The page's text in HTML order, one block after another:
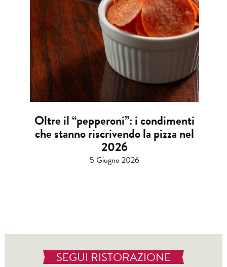
Oltre il “pepperoni”: i condimenti
che stanno riscrivendo la pizza nel
2026
5 Giugno 2026
SEGUI RISTORAZIONE